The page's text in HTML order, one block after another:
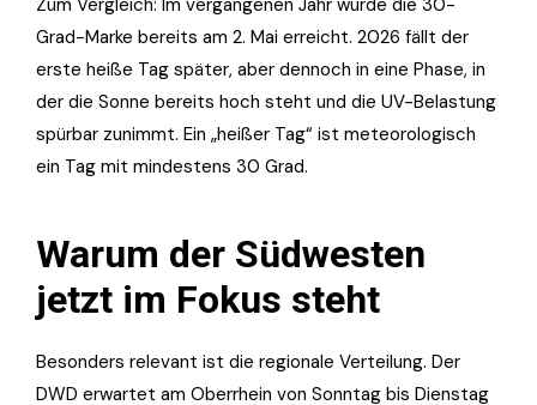
Grad-Marke bereits am 2. Mai erreicht. 2026 fällt der
erste heiße Tag später, aber dennoch in eine Phase, in
der die Sonne bereits hoch steht und die UV-Belastung
spürbar zunimmt. Ein „heißer Tag“ ist meteorologisch
ein Tag mit mindestens 30 Grad.
Warum der Südwesten
jetzt im Fokus steht
Besonders relevant ist die regionale Verteilung. Der
DWD erwartet am Oberrhein von Sonntag bis Dienstag